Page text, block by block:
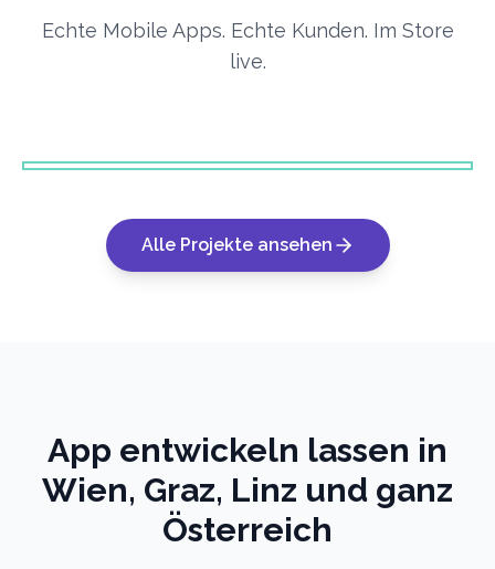
Echte Mobile Apps. Echte Kunden. Im Store
live.
Alle Projekte ansehen
App entwickeln lassen in
Wien, Graz, Linz und ganz
Österreich